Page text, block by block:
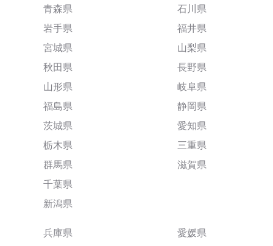
青森県
岩手県
宮城県
秋田県
山形県
福島県
茨城県
栃木県
群馬県
千葉県
新潟県
石川県
福井県
山梨県
長野県
岐阜県
静岡県
愛知県
三重県
滋賀県
兵庫県
愛媛県